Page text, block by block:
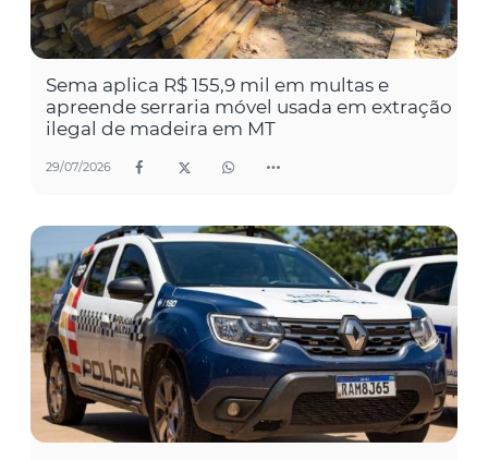
Sema aplica R$ 155,9 mil em multas e
apreende serraria móvel usada em extração
ilegal de madeira em MT
29/07/2026